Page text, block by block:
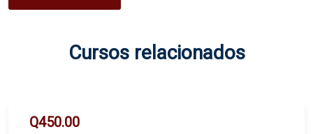
Cursos relacionados
Q450.00